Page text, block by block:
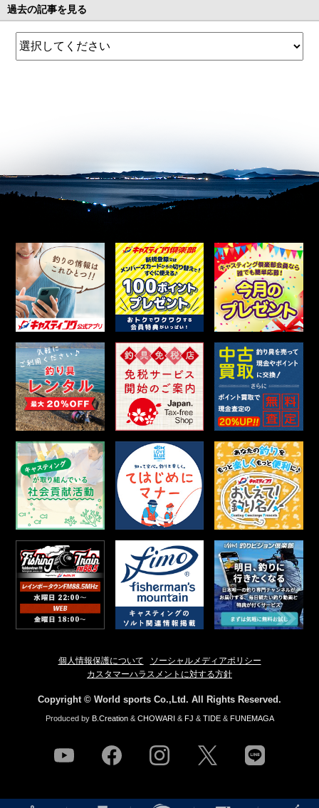
過去の記事を見る
個人情報保護について
ソーシャルメディアポリシー
カスタマーハラスメントに対する方針
Copyright © World sports Co.,Ltd. All Rights Reserved.
Produced by B.Creation& CHOWARI & FJ & TIDE& FUNEMAGA
youtube facebook instagram line
NEWS 店舗情報 釣果情報 HOW TO